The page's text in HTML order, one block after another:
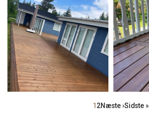
Side
1 Side
2Næste
Næste ›Sidste
Sidste »